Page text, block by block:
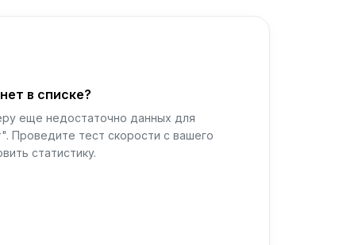
в списке?
еще недостаточно данных для
Проведите тест скорости с вашего
статистику.